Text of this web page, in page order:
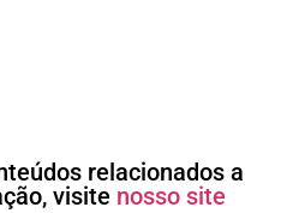
relacionados a
visite nosso site